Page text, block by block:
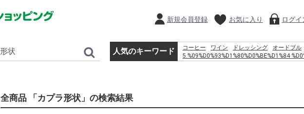
新規会員登録 お気に入り ログイ
人気のキーワード コーヒー ワイン ドレッシング オードブル
5.%09%D0%93%D1%80%D0%BE%D1%84
全商品 「カプラ形状」の検索結果